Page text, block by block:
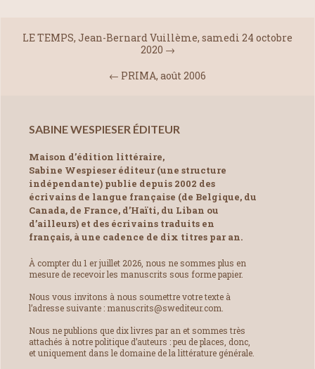
LE TEMPS, Jean-Bernard Vuillème, samedi 24 octobre
2020 →
← PRIMA, août 2006
SABINE WESPIESER ÉDITEUR
Maison d’édition littéraire,
Sabine Wespieser éditeur (une structure
indépendante) publie depuis 2002 des
écrivains de langue française (de Belgique, du
Canada, de France, d’Haïti, du Liban ou
d’ailleurs) et des écrivains traduits en
français, à une cadence de dix titres par an.
À compter du 1 er juillet 2026, nous ne sommes plus en
mesure de recevoir les manuscrits sous forme papier.
Nous vous invitons à nous soumettre votre texte à
l’adresse suivante : manuscrits@swediteur.com.
Nous ne publions que dix livres par an et sommes très
attachés à notre politique d’auteurs : peu de places, donc,
et uniquement dans le domaine de la littérature générale.